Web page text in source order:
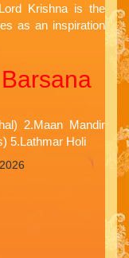
Krishna is the
as an inspiration
2.Maan Mandir
5.Lathmar Holi